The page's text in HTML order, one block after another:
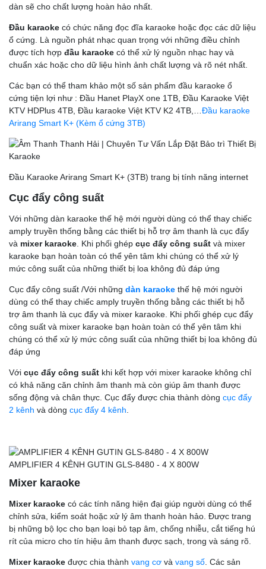
dàn sẽ cho chất lượng hoàn hảo nhất.
Đầu karaoke có chức năng đọc đĩa karaoke hoặc đọc các dữ liệu
ổ cứng. Là nguồn phát nhạc quan trọng với những điều chỉnh
được tích hợp đầu karaoke có thể xử lý nguồn nhạc hay và
chuẩn xác hoặc cho dữ liệu hình ảnh chất lượng và rõ nét nhất.
Các bạn có thể tham khảo một số sản phẩm đầu karaoke ổ
cứng tiện lợi như : Đầu Hanet PlayX one 1TB, Đầu Karaoke Việt
KTV HDPlus 4TB, Đầu karaoke Việt KTV K2 4TB,…Đầu karaoke
Arirang Smart K+ (Kèm ổ cứng 3TB)
Đầu Karaoke Arirang Smart K+ (3TB) trang bị tính năng internet
Cục đẩy công suất
Với những dàn karaoke thế hệ mới người dùng có thể thay chiếc
amply truyền thống bằng các thiết bị hỗ trợ âm thanh là cục đẩy
và mixer karaoke. Khi phối ghép cục đẩy công suất và mixer
karaoke bạn hoàn toàn có thể yên tâm khi chúng có thể xử lý
mức công suất của những thiết bị loa không đủ đáp ứng
Cục đẩy công suất /Với những dàn karaoke thế hệ mới người
dùng có thể thay chiếc amply truyền thống bằng các thiết bị hỗ
trợ âm thanh là cục đẩy và mixer karaoke. Khi phối ghép cục đẩy
công suất và mixer karaoke bạn hoàn toàn có thể yên tâm khi
chúng có thể xử lý mức công suất của những thiết bị loa không đủ
đáp ứng
Với cục đẩy công suất khi kết hợp với mixer karaoke không chỉ
có khả năng căn chỉnh âm thanh mà còn giúp âm thanh được
sống động và chân thực. Cục đẩy được chia thành dòng cục đẩy
2 kênh và dòng cục đẩy 4 kênh.
AMPLIFIER 4 KÊNH GUTIN GLS-8480 - 4 X 800W
Mixer karaoke
Mixer karaoke có các tính năng hiện đại giúp người dùng có thể
chỉnh sửa, kiểm soát hoặc xử lý âm thanh hoàn hảo. Được trang
bị những bộ lọc cho bạn loại bỏ tạp âm, chống nhiễu, cắt tiếng hú
rít của micro cho tín hiệu âm thanh được sạch, trong và sáng rõ.
Mixer karaoke được chia thành vang cơ và vang số. Các sản